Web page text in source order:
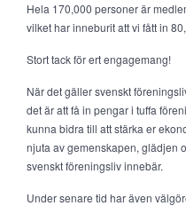
Hela 170,000 personer är
vilket har inneburit att vi fått in
Stort tack för ert engagemang!
När det gäller svenskt
det är att få in pengar i tuffa
kunna bidra till att stärka er
njuta av gemenskapen, glädjen
svenskt föreningsliv innebär.
Under senare tid har även